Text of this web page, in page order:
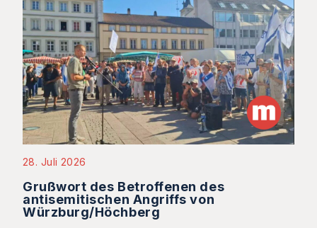
28. Juli 2026
Grußwort des Betroffenen des
antisemitischen Angriffs von
Würzburg/Höchberg